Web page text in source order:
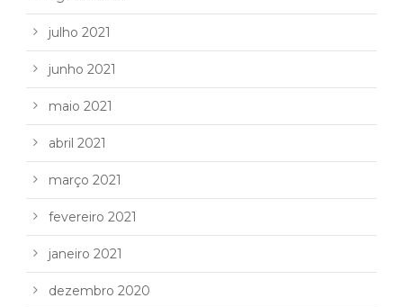
julho 2021
junho 2021
maio 2021
abril 2021
março 2021
fevereiro 2021
janeiro 2021
dezembro 2020